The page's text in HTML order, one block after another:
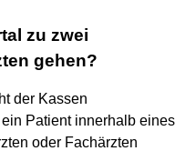
zu zwei
gehen?
der Kassen
Patient innerhalb eines
oder Fachärzten